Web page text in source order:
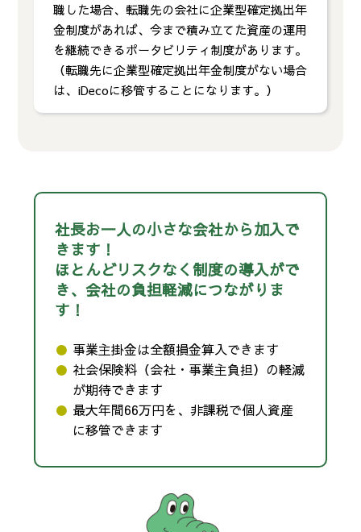
職した場合、転職先の会社に企業型確定拠出年
金制度があれば、今まで積み立てた資産の運用
を継続できるポータビリティ制度があります。
（転職先に企業型確定拠出年金制度がない場合
は、iDecoに移管することになります。）
社長お一人の小さな会社から加入で
きます！
ほとんどリスクなく制度の導入がで
き、会社の負担軽減につながりま
す！
事業主掛金は全額損金算入できます
社会保険料（会社・事業主負担）の軽減
が期待できます
最大年間66万円を、非課税で個人資産
に移管できます